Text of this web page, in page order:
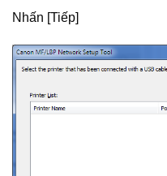
Nhấn [Tiếp]